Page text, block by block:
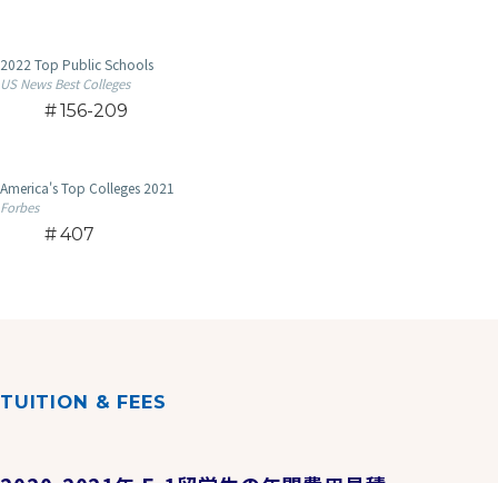
2022 Top Public Schools
US News Best Colleges
156-209
America's Top Colleges 2021
Forbes
407
TUITION & FEES